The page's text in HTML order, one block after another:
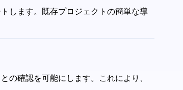
します。既存プロジェクトの簡単な導
の確認を可能にします。これにより、